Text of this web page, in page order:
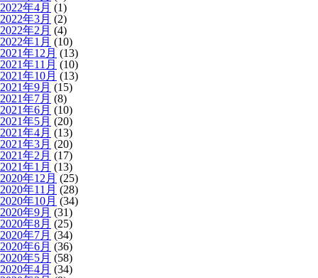
2022年4月 (1)
2022年3月 (2)
2022年2月 (4)
2022年1月 (10)
2021年12月 (13)
2021年11月 (10)
2021年10月 (13)
2021年9月 (15)
2021年7月 (8)
2021年6月 (10)
2021年5月 (20)
2021年4月 (13)
2021年3月 (20)
2021年2月 (17)
2021年1月 (13)
2020年12月 (25)
2020年11月 (28)
2020年10月 (34)
2020年9月 (31)
2020年8月 (25)
2020年7月 (34)
2020年6月 (36)
2020年5月 (58)
2020年4月 (34)